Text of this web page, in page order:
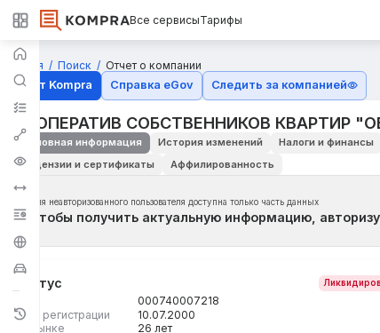
Все сервисыТарифы
Главная Поиск
Отчет о компании
Отчёт Kompra
Справка eGov Следить за компанией
КООПЕРАТИВ СОБСТВЕННИКОВ КВАРТИР
Основная информация История изменений Налоги и финансы
Лицензии и сертификаты
Аффилированность
Для неавторизованного пользователя доступна только часть данных
Чтобы получить актуальную информацию,
Статус
000740007218
Дата регистрации
10.07.2000
На рынке
26 лет